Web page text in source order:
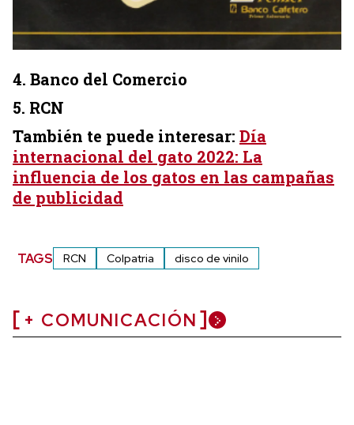
4. Banco del Comercio
5. RCN
También te puede interesar: Día
internacional del gato 2022: La
influencia de los gatos en las campañas
de publicidad
TAGS RCN Colpatria disco de vinilo
+ COMUNICACIÓN